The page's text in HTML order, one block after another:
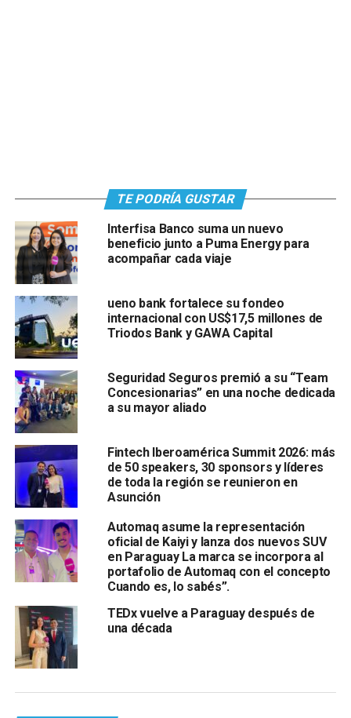
TE PODRÍA GUSTAR
Interfisa Banco suma un nuevo
beneficio junto a Puma Energy para
acompañar cada viaje
ueno bank fortalece su fondeo
internacional con US$17,5 millones de
Triodos Bank y GAWA Capital
Seguridad Seguros premió a su “Team
Concesionarias” en una noche dedicada
a su mayor aliado
Fintech Iberoamérica Summit 2026: más
de 50 speakers, 30 sponsors y líderes
de toda la región se reunieron en
Asunción
Automaq asume la representación
oficial de Kaiyi y lanza dos nuevos SUV
en Paraguay La marca se incorpora al
portafolio de Automaq con el concepto
Cuando es, lo sabés”.
TEDx vuelve a Paraguay después de
una década